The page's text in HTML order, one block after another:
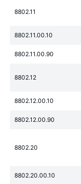
8802.11
8802.11.00.10
8802.11.00.90
8802.12
8802.12.00.10
8802.12.00.90
8802.20
8802.20.00.10